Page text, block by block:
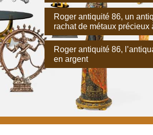
Roger antiquité 86, un
rachat de métaux précieux
Roger antiquité 86,
en argent